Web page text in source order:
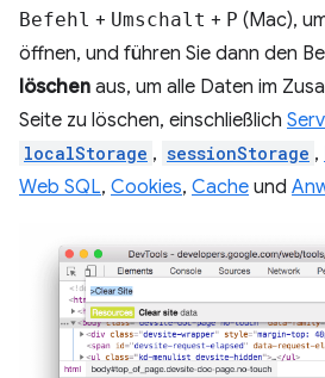
Befehl + Umschalt + P (Mac),
öffnen, und führen Sie dann den
löschen aus, um alle Daten im
Seite zu löschen, einschließlich
localStorage , sessionStorage ,
Web SQL, Cookies, Cache und